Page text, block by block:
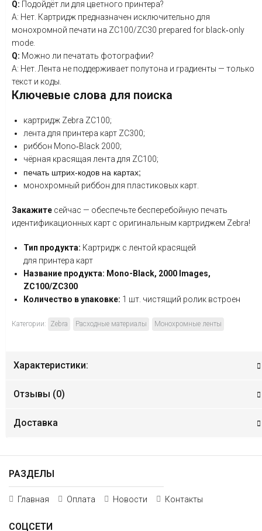
Q: Подойдёт ли для цветного принтера?
A: Нет. Картридж предназначен исключительно для
монохромной печати на ZC100/ZC30 prepared for black‑only
mode.
Q: Можно ли печатать фотографии?
A: Нет. Лента не поддерживает полутона и градиенты — только
текст и коды.
Ключевые слова для поиска
картридж Zebra ZC100;
лента для принтера карт ZC300;
риббон Mono‑Black 2000;
чёрная красящая лента для ZC100;
печать штрих‑кодов на картах;
монохромный риббон для пластиковых карт.
Закажите сейчас — обеспечьте бесперебойную печать
идентификационных карт с оригинальным картриджем Zebra!
Тип продукта: Картридж с лентой красящей
для принтера карт
Название продукта: Mono-Black, 2000 Images,
ZC100/ZC300
Количество в упаковке: 1 шт. чистящий ролик встроен
Категории: Zebra Расходные материалы Монохромные ленты
Характеристики:
Отзывы (0)
Доставка
РАЗДЕЛЫ
Главная Оплата Новости Контакты
СОЦСЕТИ